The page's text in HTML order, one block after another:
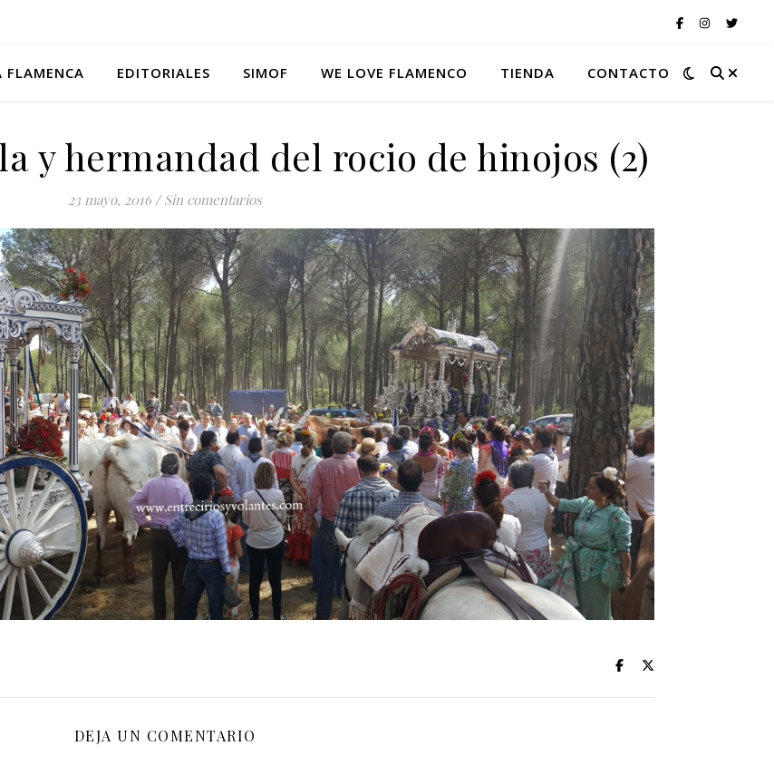
FLAMENCA EDITORIALES SIMOF WE LOVE FLAMENCO TIENDA CONTACTO
y hermandad del rocio de hinojos (2)
23 mayo, 2016 / Sin comentarios
DEJA UN COMENTARIO